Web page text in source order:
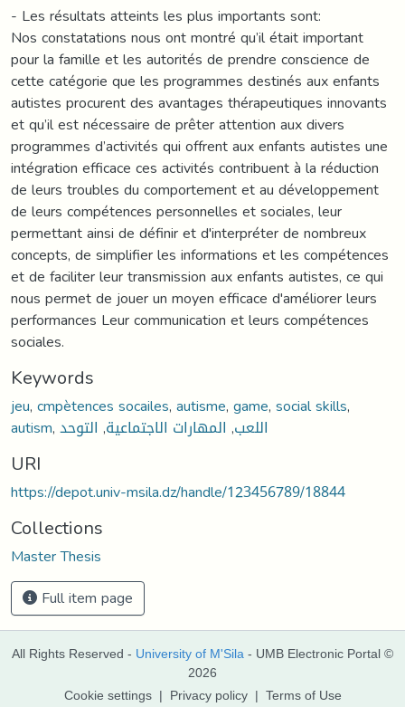
- Les résultats atteints les plus importants sont:
Nos constatations nous ont montré qu’il était important
pour la famille et les autorités de prendre conscience de
cette catégorie que les programmes destinés aux enfants
autistes procurent des avantages thérapeutiques innovants
et qu’il est nécessaire de prêter attention aux divers
programmes d’activités qui offrent aux enfants autistes une
intégration efficace ces activités contribuent à la réduction
de leurs troubles du comportement et au développement
de leurs compétences personnelles et sociales, leur
permettant ainsi de définir et d'interpréter de nombreux
concepts, de simplifier les informations et les compétences
et de faciliter leur transmission aux enfants autistes, ce qui
nous permet de jouer un moyen efficace d'améliorer leurs
performances Leur communication et leurs compétences
sociales.
Keywords
jeu,cmpètences socailes,autisme,game,social skills,
autism, اللعب, المهارات الاجتماعية, التوحد
URI
https://depot.univ-msila.dz/handle/123456789/18844
Collections
Master Thesis
Full item page
All Rights Reserved - University of M'Sila - UMB Electronic Portal ©
2026
Cookie settings | Privacy policy | Terms of Use